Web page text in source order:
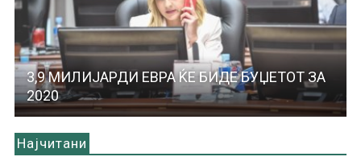
3,9 МИЛИЈАРДИ ЕВРА ЌЕ БИДЕ БУЏЕТОТ ЗА
2020
Најчитани